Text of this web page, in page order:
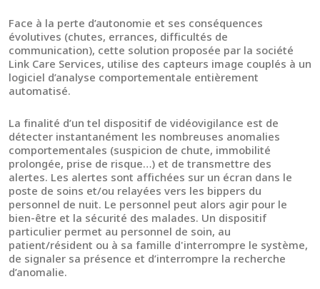
Face à la perte d’autonomie et ses conséquences
évolutives (chutes, errances, difficultés de
communication), cette solution proposée par la société
Link Care Services, utilise des capteurs image couplés à un
logiciel d’analyse comportementale entièrement
automatisé.
La finalité d’un tel dispositif de vidéovigilance est de
détecter instantanément les nombreuses anomalies
comportementales (suspicion de chute, immobilité
prolongée, prise de risque…) et de transmettre des
alertes. Les alertes sont affichées sur un écran dans le
poste de soins et/ou relayées vers les bippers du
personnel de nuit. Le personnel peut alors agir pour le
bien-être et la sécurité des malades. Un dispositif
particulier permet au personnel de soin, au
patient/résident ou à sa famille d'interrompre le système,
de signaler sa présence et d’interrompre la recherche
d’anomalie.